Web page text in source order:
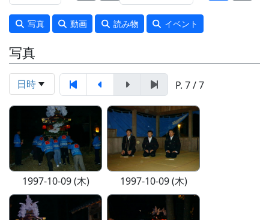
写真 動画 読み物 イベント
写真
日時 P. 7 / 7
1997-10-09 (木) 1997-10-09 (木)